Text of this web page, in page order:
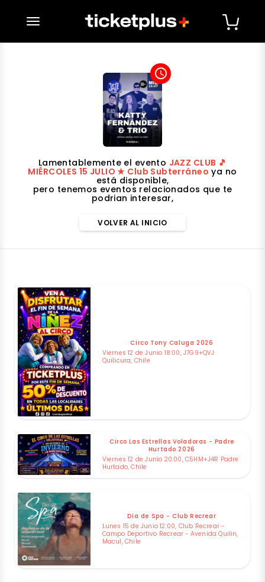
desplegar navegación
access_time
Lamentablemente el evento JAZZ CLUB 🎵
MIÉRCOLES 15 JULIO ★ Club Subterráneo ya no
está disponible,
pero tenemos eventos relacionados que te
podrian interesar,
VOLVER AL INICIO
Circo Tony Caluga 2026
Viernes 12 de Junio 18:00, J7G9+QVJ
Quilicura, Chile
Circo Las Estrellas Voladoras - Padre
Hurtado 2026
Viernes 12 de Junio 20:00, C5HM+J4R Padre
Hurtado, Chile
Dia de Spa - Club Recrear
Lunes 15 de Junio 12:00, Club Recrear -
Campo Deportivo Recrear - Avenida Quilin,
Macul, Chile